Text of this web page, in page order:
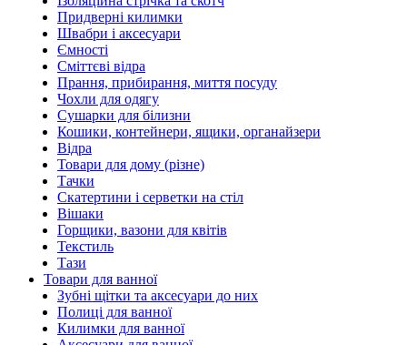
Придверні килимки
Швабри і аксесуари
Ємності
Сміттєві відра
Прання, прибирання, миття посуду
Чохли для одягу
Сушарки для білизни
Кошики, контейнери, ящики, органайзери
Відра
Товари для дому (різне)
Тачки
Скатертини і серветки на стіл
Вішаки
Горщики, вазони для квітів
Текстиль
Тази
Товари для ванної
Зубні щітки та аксесуари до них
Полиці для ванної
Килимки для ванної